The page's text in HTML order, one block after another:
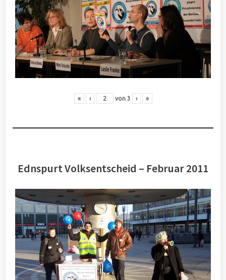
« ‹ von 3 › »
Ednspurt Volksentscheid – Februar 2011